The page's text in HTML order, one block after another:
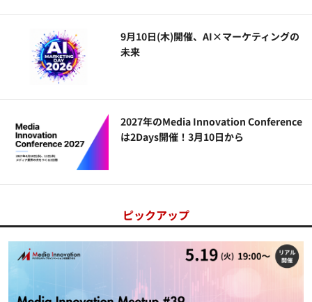
9月10日(木)開催、AI×マーケティングの
未来
2027年のMedia Innovation Conference
は2Days開催！3月10日から
ピックアップ